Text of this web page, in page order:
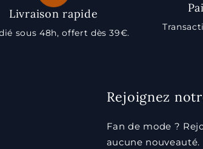
Livraison rapide
sous 48h, offert dès 39€.
Rejoignez
Fan de mode ?
aucune nouveauté.